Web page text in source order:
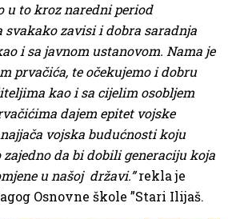
u to kroz naredni period
svakako zavisi i dobra saradnja
i sa javnom ustanovom. Nama je
prvačića, te očekujemo i dobru
kao i sa cijelim osobljem
dajem epitet vojske
vojska budućnosti koju
da bi dobili generaciju koja
u našoj državi.”rekla je
Osnovne škole ”Stari Ilijaš.